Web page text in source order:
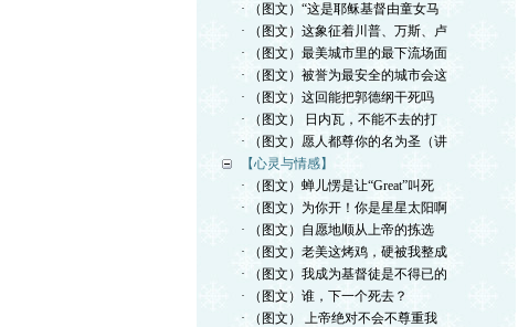
· （图文）“这是耶稣基督由童女马
· （图文）这象征着川普、万斯、卢
· （图文）最美城市里的最下流场面
· （图文）被誉为最安全的城市会这
· （图文）这回能把郭德纲干死吗
· （图文） 日内瓦，不能不去的打
· （图文）愿人都尊你的名为圣（讲
【心灵与情感】
· （图文）蝉儿愣是让“Great”叫死
· （图文）为你开！你是星星太阳啊
· （图文）自愿地顺从上帝的拣选
· （图文）老美这烤鸡，硬被我整成
· （图文）我成为基督徒是不得已的
· （图文）谁，下一个死去？
· （图文） 上帝绝对不会不尊重我